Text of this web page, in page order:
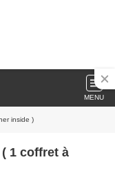
MENU
inside )
1 coffret à